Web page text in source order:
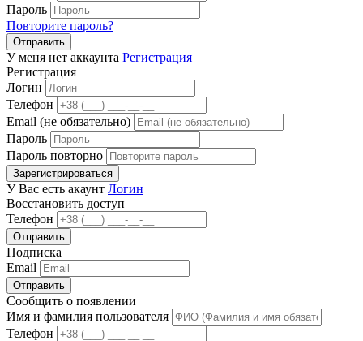
Пароль
Повторите пароль?
Отправить
У меня нет аккаунта Регистрация
Регистрация
Логин
Телефон
Email (не обязательно)
Пароль
Пароль повторно
Зарегистрироваться
У Вас есть акаунт Логин
Восстановить доступ
Телефон
Отправить
Подписка
Email
Отправить
Сообщить о появлении
Имя и фамилия пользователя
Телефон